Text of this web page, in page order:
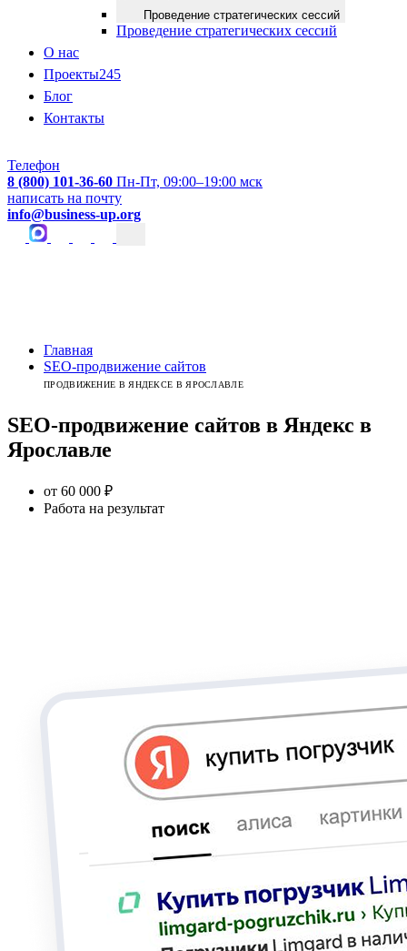
Проведение стратегических сессий
Проведение стратегических сессий
О нас
Проекты245
Блог
Контакты
Телефон
8 (800) 101-36-60 Пн-Пт, 09:00–19:00 мск
написать на почту
info@business-up.org
Главная
SEO-продвижение сайтов
ПРОДВИЖЕНИЕ В ЯНДЕКСЕ В ЯРОСЛАВЛЕ
SEO-продвижение сайтов в Яндекс в
Ярославле
от 60 000 ₽
Работа на результат